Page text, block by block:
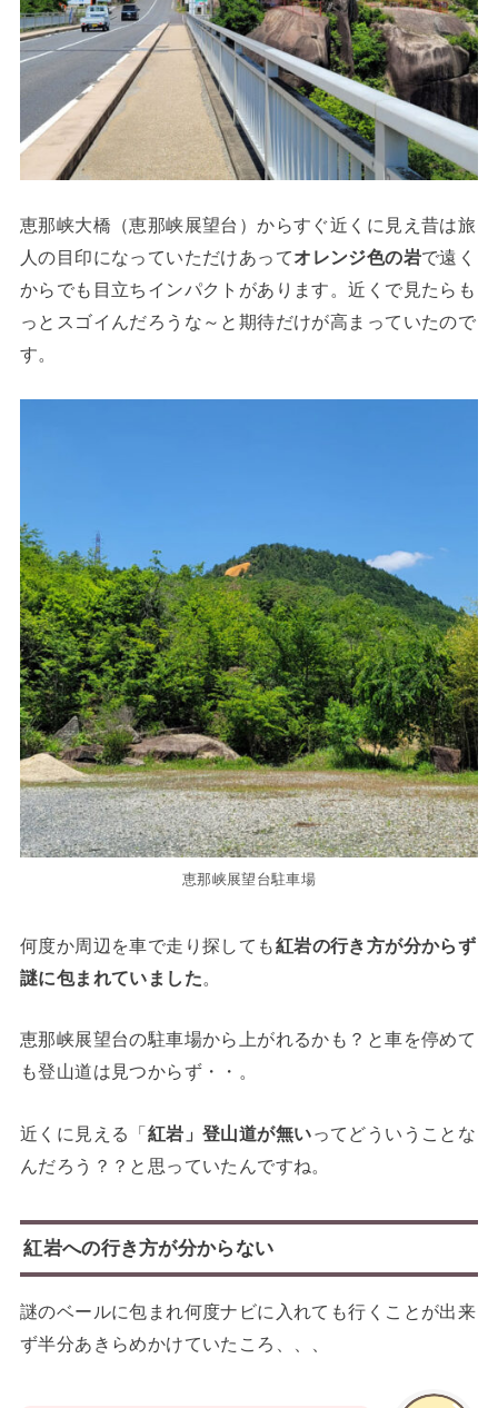
恵那峡大橋（恵那峡展望台）からすぐ近くに見え昔は旅
人の目印になっていただけあってオレンジ色の岩で遠く
からでも目立ちインパクトがあります。近くで見たらも
っとスゴイんだろうな～と期待だけが高まっていたので
す。
恵那峡展望台駐車場
何度か周辺を車で走り探しても紅岩の行き方が分からず
謎に包まれていました。
恵那峡展望台の駐車場から上がれるかも？と車を停めて
も登山道は見つからず・・。
近くに見える「紅岩」登山道が無いってどういうことな
んだろう？？と思っていたんですね。
紅岩への行き方が分からない
謎のベールに包まれ何度ナビに入れても行くことが出来
ず半分あきらめかけていたころ、、、